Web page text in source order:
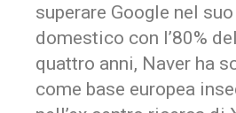
superare Google nel
domestico con l’80%
quattro anni, Naver ha
come base europea